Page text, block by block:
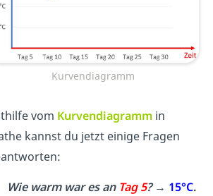
Kurvendiagramm
vom Kurvendiagramm in
kannst du jetzt einige Fragen
Wie warm war es an Tag 5?→ 15°C.